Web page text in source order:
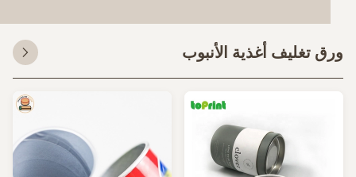
تغليف أغذية الأنبوب